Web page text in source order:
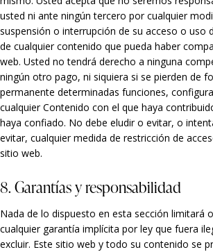
usted ni ante ningún tercero por cualquier
suspensión o interrupción de su acceso o uso
de cualquier contenido que pueda haber
web. Usted no tendrá derecho a ninguna
ningún otro pago, ni siquiera si se pierden de
permanente determinadas funciones,
cualquier Contenido con el que haya
haya confiado. No debe eludir o evitar, o
evitar, cualquier medida de restricción de
sitio web.
8. Garantías y responsabilidad
Nada de lo dispuesto en esta sección limitará
cualquier garantía implícita por ley que fuera
excluir. Este sitio web y todo su contenido se